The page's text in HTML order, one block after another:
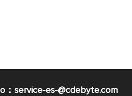
：service-es-@cdebyte.com